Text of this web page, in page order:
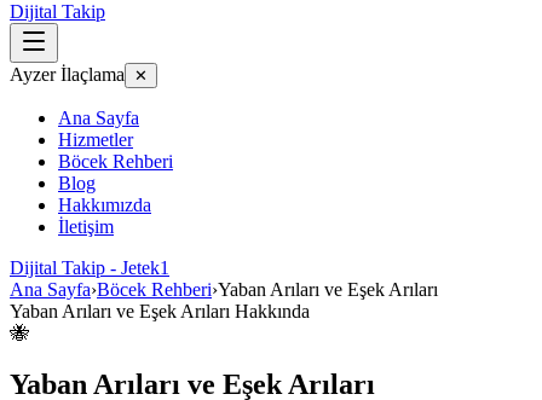
Dijital Takip
Ayzer İlaçlama ✕
Ana Sayfa
Hizmetler
Böcek Rehberi
Blog
Hakkımızda
İletişim
Dijital Takip - Jetek1
Ana Sayfa›Böcek Rehberi›Yaban Arıları ve Eşek Arıları
Yaban Arıları ve Eşek Arıları Hakkında
🐝
Yaban Arıları ve Eşek Arıları